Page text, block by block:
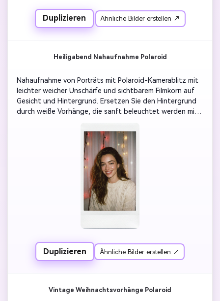
Duplizieren Ähnliche Bilder erstellen ↗
Heiligabend Nahaufnahme Polaroid
Nahaufnahme von Porträts mit Polaroid-Kamerablitz mit
leichter weicher Unschärfe und sichtbarem Filmkorn auf
Gesicht und Hintergrund. Ersetzen Sie den Hintergrund
durch weiße Vorhänge, die sanft beleuchtet werden mit
Schneeflocken und gemütliche Weihnachtstöne
hinzuzufügen. Das Motiv ([Ihr Foto]) trägt einen warmen
Pullover oder Mantel, lächelt natürlich und die
Reflexionen der Augen sind im Blitz sichtbar. Die Ausgabe
sollte wie ein handgehaltenes Instantfoto aussehen-
matte Oberfläche, komplett weiße Ränder, keine
Landschaft außerhalb des Objektivs hinzugefügt.
Duplizieren Ähnliche Bilder erstellen ↗
Vintage Weihnachtsvorhänge Polaroid